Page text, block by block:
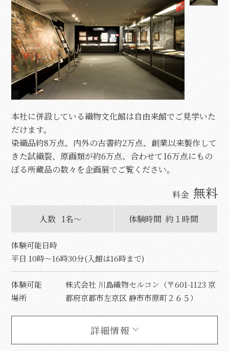
本社に併設している織物文化館は自由来館でご見学いた
だけます。
染織品約8万点、内外の古書約2万点、創業以来製作して
きた試織裂、原画類が約6万点、合わせて16万点にもの
ぼる所蔵品の数々を企画展でご覧ください。
料金 無料
人数 1名～ 体験時間 約１時間
体験可能日時
平日 10時～16時30分(入館は16時まで)
体験可能
場所
株式会社 川島織物セルコン（〒601-1123 京
都府京都市左京区 静市市原町２６５）
詳細情報